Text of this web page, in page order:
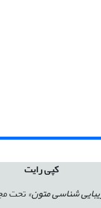
کپی رایت
شناسی متون»تحت